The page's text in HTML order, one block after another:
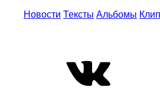
Новости Тексты Альбомы